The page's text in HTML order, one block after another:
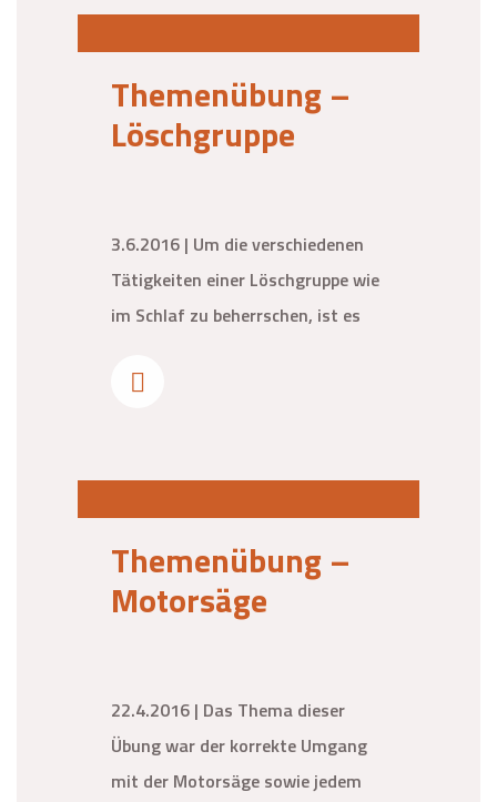
Themenübung –
Löschgruppe
3.6.2016 | Um die verschiedenen
Tätigkeiten einer Löschgruppe wie
im Schlaf zu beherrschen, ist es
Themenübung –
Motorsäge
22.4.2016 | Das Thema dieser
Übung war der korrekte Umgang
mit der Motorsäge sowie jedem